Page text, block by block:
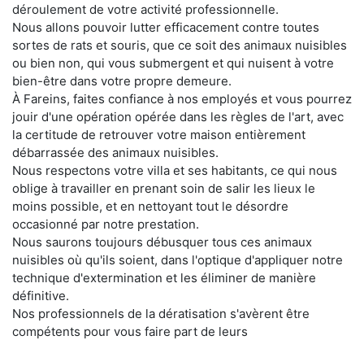
déroulement de votre activité professionnelle.
Nous allons pouvoir lutter efficacement contre toutes
sortes de rats et souris, que ce soit des animaux nuisibles
ou bien non, qui vous submergent et qui nuisent à votre
bien-être dans votre propre demeure.
À Fareins, faites confiance à nos employés et vous pourrez
jouir d'une opération opérée dans les règles de l'art, avec
la certitude de retrouver votre maison entièrement
débarrassée des animaux nuisibles.
Nous respectons votre villa et ses habitants, ce qui nous
oblige à travailler en prenant soin de salir les lieux le
moins possible, et en nettoyant tout le désordre
occasionné par notre prestation.
Nous saurons toujours débusquer tous ces animaux
nuisibles où qu'ils soient, dans l'optique d'appliquer notre
technique d'extermination et les éliminer de manière
définitive.
Nos professionnels de la dératisation s'avèrent être
compétents pour vous faire part de leurs